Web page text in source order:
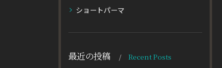
ショートパーマ
最近の投稿 Recent Posts